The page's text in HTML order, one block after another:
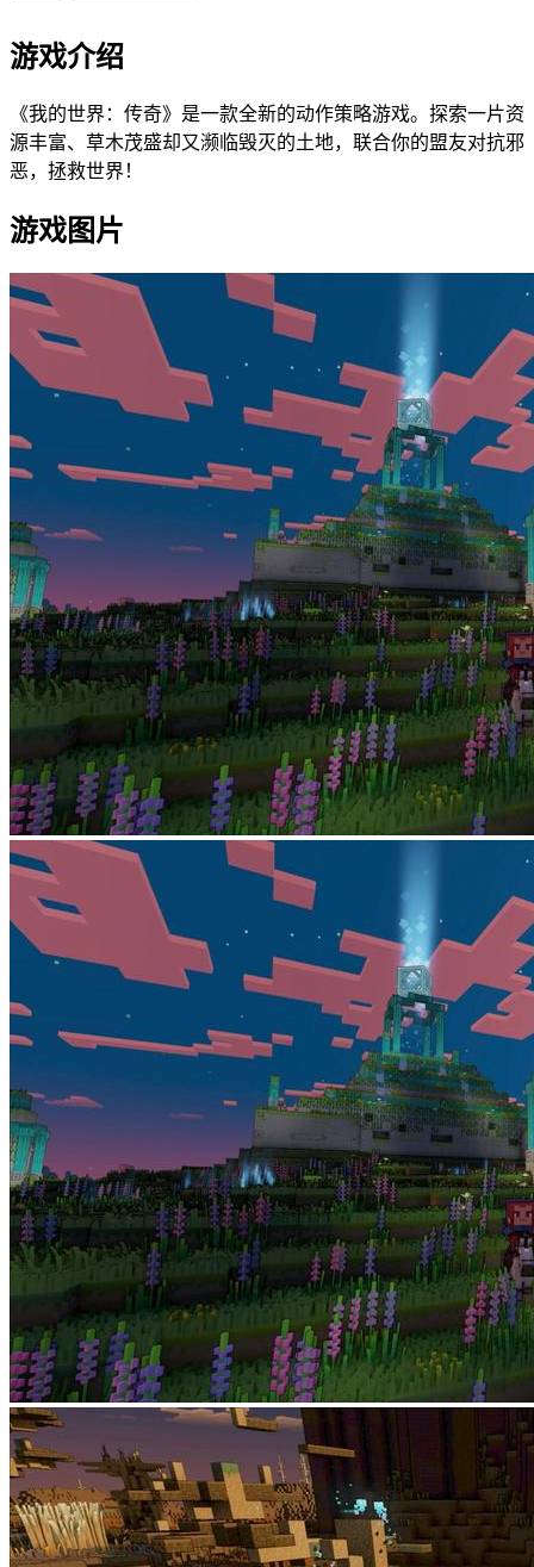
游戏介绍
《我的世界：传奇》是一款全新的动作策略游戏。探索一片资
源丰富、草木茂盛却又濒临毁灭的土地，联合你的盟友对抗邪
恶，拯救世界！
游戏图片